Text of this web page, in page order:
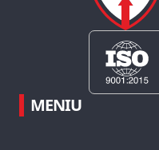
MENIU